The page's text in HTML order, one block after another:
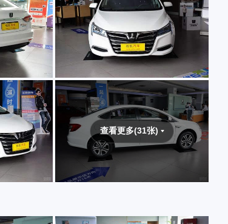
查看更多(31张)